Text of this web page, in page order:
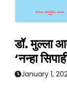
डॉ. मुल्ला
‘नन्हा
January 1,